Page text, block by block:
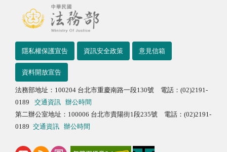
隱私權保護宣告 資訊安全政策 意見信箱
資料開放宣告
法務部地址：100204 台北市重慶南路一段130號 電話：(02)2191-
0189
交通資訊
辦公時間
第二辦公室地址：100006 台北市貴陽街1段235號 電話：(02)2191-
0189 交通資訊 辦公時間